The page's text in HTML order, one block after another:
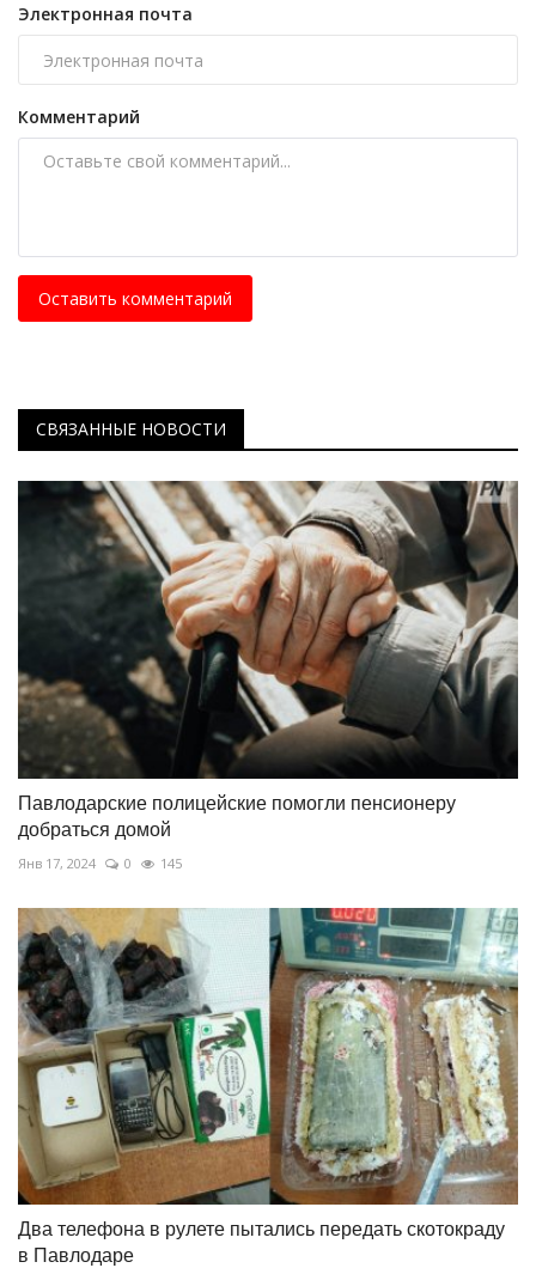
Электронная почта
Комментарий
Оставить комментарий
СВЯЗАННЫЕ НОВОСТИ
Павлодарские полицейские помогли пенсионеру
добраться домой
Янв 17, 2024 0 145
Два телефона в рулете пытались передать скотокраду
в Павлодаре